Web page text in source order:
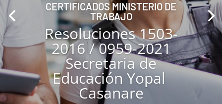
CERTIFICADOS MINISTERIO DE
TRABAJO
Resoluciones 1503-
2016 / 0959-2021
Secretaria de
Educación Yopal
Casanare